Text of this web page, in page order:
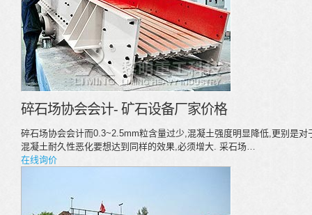
碎石场协会会计- 矿石设备厂家价格
碎石场协会会计而0.3~2.5mm粒含量过少,混凝土强度明显降低,更别是
混凝土耐久性恶化要想达到同样的效果,必须增大. 采石场…
在线询价